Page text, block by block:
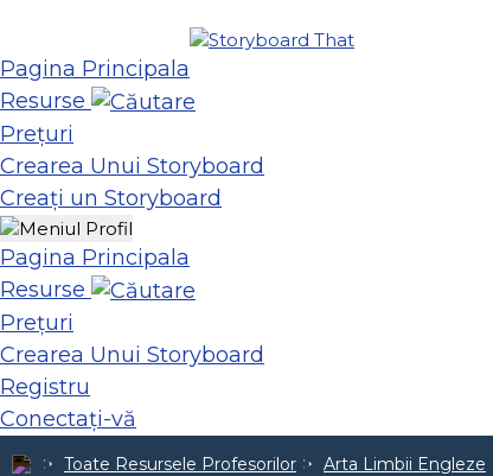
Pagina Principala
Resurse
Prețuri
Crearea Unui Storyboard
Creați un Storyboard
Pagina Principala
Resurse
Prețuri
Crearea Unui Storyboard
Registru
Conectați-vă
Toate Resursele Profesorilor Arta Limbii Engleze